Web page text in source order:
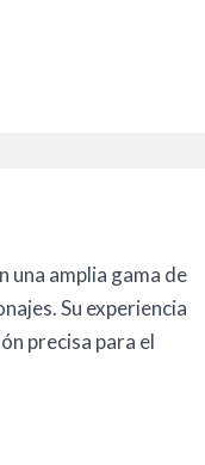
amplia gama de
Su experiencia
precisa para el